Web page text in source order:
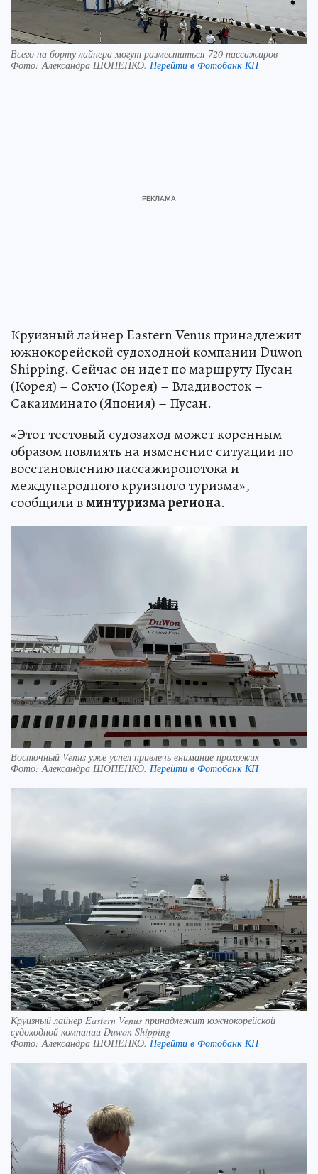
Всего на борту лайнера могут разместиться 720 пассажиров
Фото: Александра ШОПЕНКО. Перейти в Фотобанк КП
Круизный лайнер Eastern Venus принадлежит
южнокорейской судоходной компании Duwon
Shipping. Сейчас он идет по маршруту Пусан
(Корея) – Сокчо (Корея) – Владивосток –
Сакаиминато (Япония) – Пусан.
«Этот тестовый судозаход может коренным
образом повлиять на изменение ситуации по
восстановлению пассажиропотока и
международного круизного туризма», –
сообщили вминтуризма региона.
Восточный Venus уже успел привлечь внимание прохожих
Фото:Александра ШОПЕНКО. Перейти в Фотобанк КП
Круизный лайнер Eastern Venus принадлежит южнокорейской
судоходной компании Duwon Shipping
Фото: Александра ШОПЕНКО. Перейти в Фотобанк КП